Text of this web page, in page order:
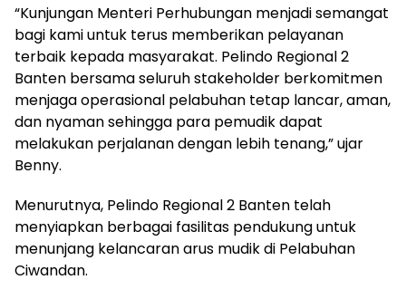
“Kunjungan Menteri Perhubungan menjadi semangat
bagi kami untuk terus memberikan pelayanan
terbaik kepada masyarakat. Pelindo Regional 2
Banten bersama seluruh stakeholder berkomitmen
menjaga operasional pelabuhan tetap lancar, aman,
dan nyaman sehingga para pemudik dapat
melakukan perjalanan dengan lebih tenang,” ujar
Benny.
Menurutnya, Pelindo Regional 2 Banten telah
menyiapkan berbagai fasilitas pendukung untuk
menunjang kelancaran arus mudik di Pelabuhan
Ciwandan.